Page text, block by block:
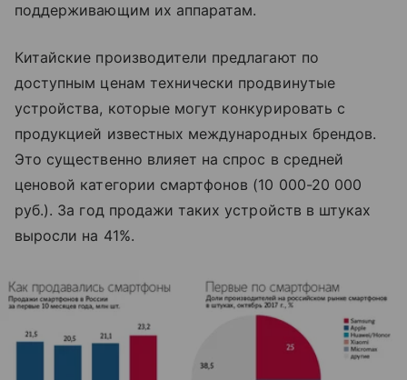
поддерживающим их аппаратам.
Китайские производители предлагают по
доступным ценам технически продвинутые
устройства, которые могут конкурировать с
продукцией известных международных брендов.
Это существенно влияет на спрос в средней
ценовой категории смартфонов (10 000-20 000
руб.). За год продажи таких устройств в штуках
выросли на 41%.